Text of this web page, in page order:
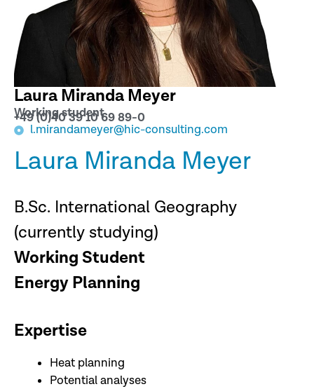
Laura Miranda Meyer
Working student
+49 (0)40 39 10 69 89-0
l.mirandameyer@hic-consulting.com
Laura Miranda Meyer
B.Sc. International Geography
(currently studying)
Working Student
Energy Planning
Expertise
Heat planning
Potential analyses